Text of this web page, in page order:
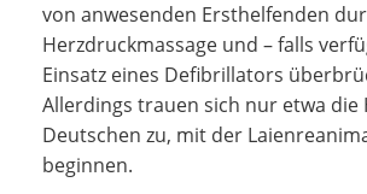
von anwesenden Ersthelfenden
Herzdruckmassage und – falls
Einsatz eines Defibrillators
Allerdings trauen sich nur etwa die
Deutschen zu, mit der
beginnen.